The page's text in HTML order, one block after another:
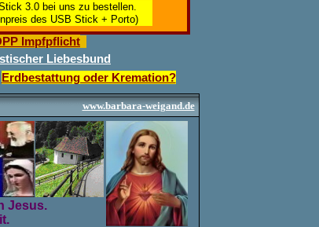
3.0 bei uns zu bestellen.
des USB Stick + Porto)
Impfpflicht
Liebesbund
Erdbestattung oder Kremation?
www.barbara-weigand.de
Jesus.